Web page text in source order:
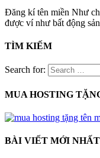
Đăng kí tên miền Như
được ví như bất động
TÌM KIẾM
Search for:
MUA HOSTING
BÀI VIẾT MỚI NHẤT